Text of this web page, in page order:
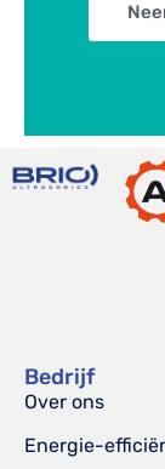
Bedrijf
Over ons
Energie-